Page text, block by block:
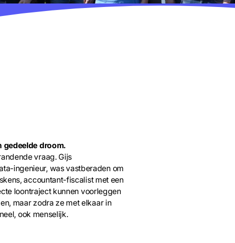
gedeelde droom.
vraag. Gijs
ingenieur, was vastberaden om
accountant-fiscalist met een
loontraject kunnen voorleggen
maar zodra ze met elkaar in
ook menselijk.